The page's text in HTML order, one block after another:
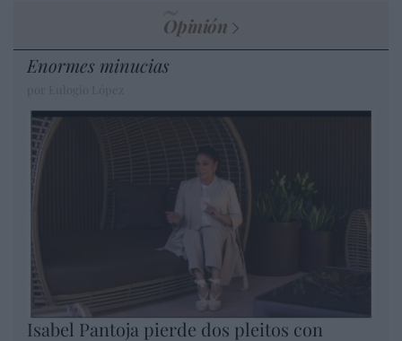
Opinión
Enormes minucias
Isabel Pantoja pierde dos pleitos con